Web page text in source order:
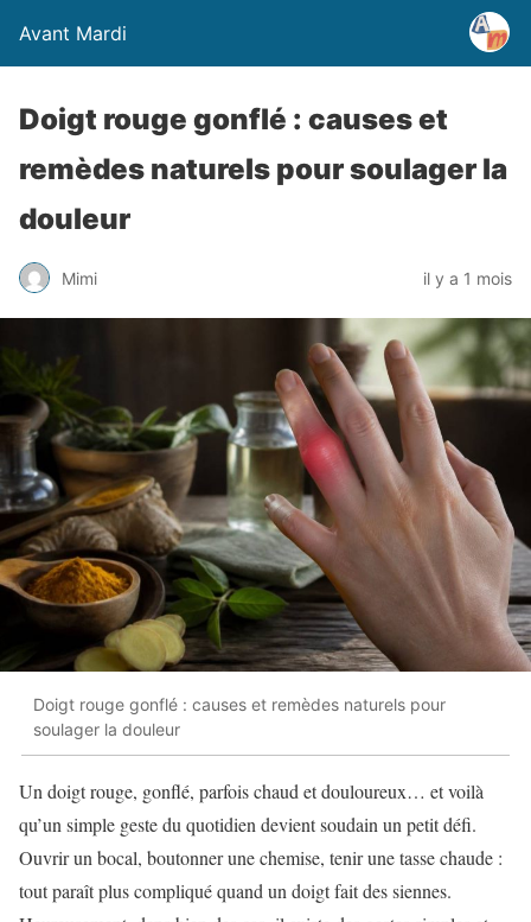
Avant Mardi
Doigt rouge gonflé : causes et
remèdes naturels pour soulager la
douleur
Mimi il y a 1 mois
Doigt rouge gonflé : causes et remèdes naturels pour
soulager la douleur
Un doigt rouge, gonflé, parfois chaud et douloureux… et voilà
qu’un simple geste du quotidien devient soudain un petit défi.
Ouvrir un bocal, boutonner une chemise, tenir une tasse chaude :
tout paraît plus compliqué quand un doigt fait des siennes.